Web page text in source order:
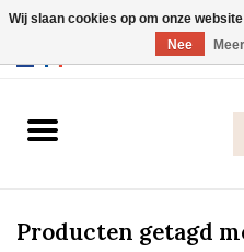
Slip
Producten getagd
Wij slaan cookies op om onze
Nee
Webshop